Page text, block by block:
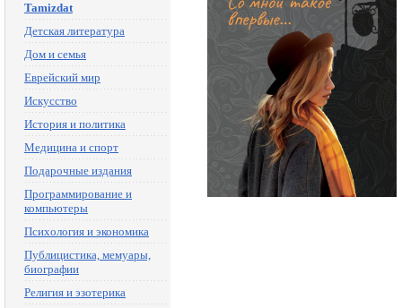
Tamizdat
Детская литература
Дом и семья
Еврейский мир
Искусство
История и политика
Медицина и спорт
Подарочные издания
Программирование и
компьютеры
Психология и экономика
Публицистика, мемуары,
биографии
Религия и эзотерика